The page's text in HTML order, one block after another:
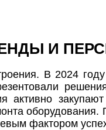
И
В 2024
активно
фактором